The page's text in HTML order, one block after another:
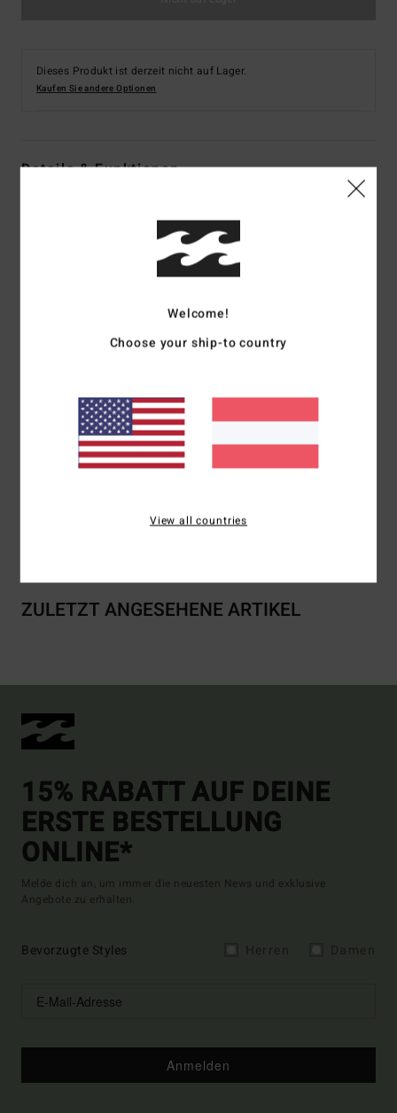
Dieses Produkt ist derzeit nicht auf Lager.
Kaufen Sie andere Optionen
Details & Funktionen
Farbcodeofb
„Love Army"-Kollektion
Baumwoll-Jersey
Ärmel:kurzärmlig
Druckgrafik mit weicher Farbe
Zusammensetzung[Hauptstoff] 100 % Baumwolle
ZULETZT ANGESEHENE ARTIKEL
15% RABATT AUF DEINE
ERSTE BESTELLUNG
ONLINE*
Melde dich an, um immer die neuesten News und exklusive
Angebote zu erhalten.
Bevorzugte Styles
Anmelden
Welcome!
Choose your ship-to country
View all countries